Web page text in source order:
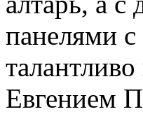
панелями
Евгением